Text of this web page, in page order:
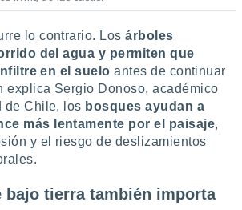
lo contrario. Losárboles
del agua y permiten que
en el suelo antes de continuar
explica Sergio Donoso, académico
de Chile, los bosques ayudan a
más lentamente por el paisaje,
y el riesgo de deslizamientos
bajo tierra también importa